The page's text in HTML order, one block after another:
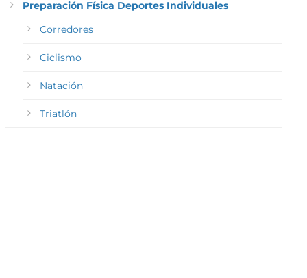
Preparación Física Deportes Individuales
Corredores
Ciclismo
Natación
Triatlón